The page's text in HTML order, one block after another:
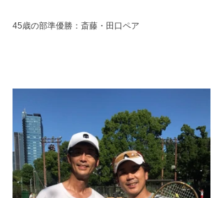
45歳の部準優勝：斎藤・田口ペア